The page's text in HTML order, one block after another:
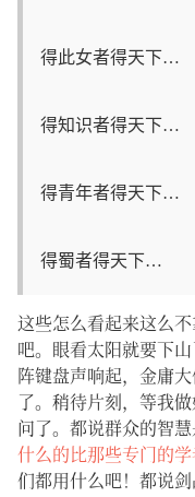
得此女者得天下…
得知识者得天下…
得青年者得天下…
得蜀者得天下…
这些怎么看起来这么
吧。眼看太阳就要下
阵键盘声响起，金庸
了。稍待片刻，等我
问了。都说群众的智
什么的比那些专门的
们都用什么吧！都说